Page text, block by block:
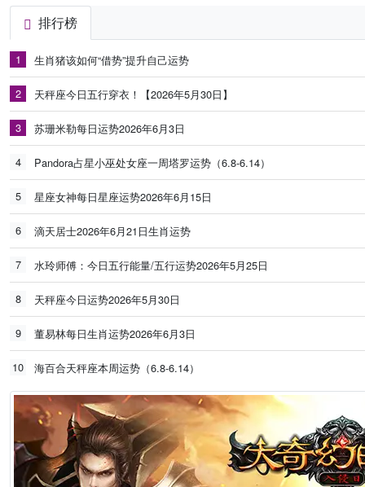
排行榜
1 生肖猪该如何“借势”提升自己运势
2 天秤座今日五行穿衣！【2026年5月30日】
3 苏珊米勒每日运势2026年6月3日
4 Pandora占星小巫处女座一周塔罗运势（6.8-6.14）
5 星座女神每日星座运势2026年6月15日
6 滴天居士2026年6月21日生肖运势
7 水玲师傅：今日五行能量/五行运势2026年5月25日
8 天秤座今日运势2026年5月30日
9 董易林每日生肖运势2026年6月3日
10 海百合天秤座本周运势（6.8-6.14）